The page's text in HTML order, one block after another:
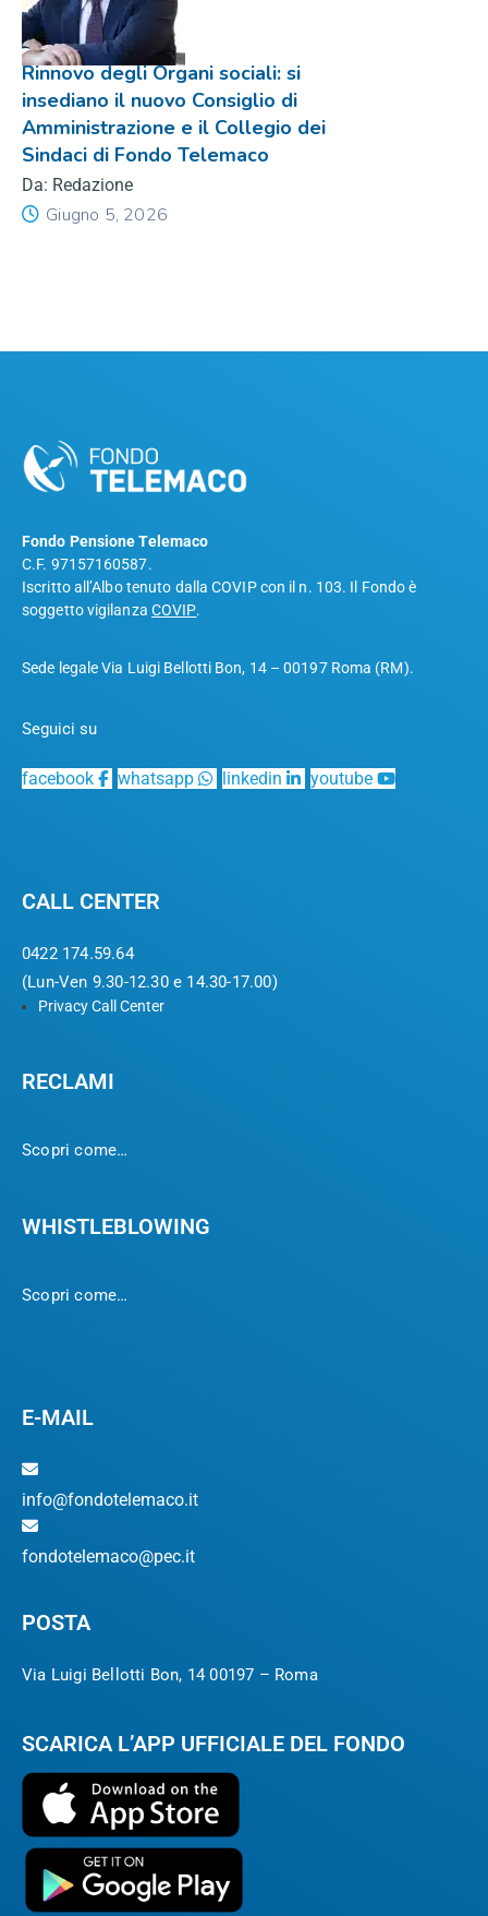
Rinnovo degli Organi sociali: si
insediano il nuovo Consiglio di
Amministrazione e il Collegio dei
Sindaci di Fondo Telemaco
Da: Redazione
Giugno 5, 2026
Fondo Pensione Telemaco
C.F. 97157160587.
Iscritto all’Albo tenuto dalla COVIP con il n. 103. Il Fondo è
soggetto vigilanza COVIP.
Sede legale Via Luigi Bellotti Bon, 14 – 00197 Roma (RM).
Seguici su
facebook whatsapp linkedin youtube
CALL CENTER
0422 174.59.64
(Lun-Ven 9.30-12.30 e 14.30-17.00)
Privacy Call Center
RECLAMI
Scopri come…
WHISTLEBLOWING
Scopri come…
E-MAIL
info@fondotelemaco.it
fondotelemaco@pec.it
POSTA
Via Luigi Bellotti Bon, 14 00197 – Roma
SCARICA L’APP UFFICIALE DEL FONDO